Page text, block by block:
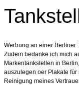
Werbung an einer Berliner
Zudem bedanke ich mich
Markentankstellen in
auszulegen oer Plakate
Reinigung meines